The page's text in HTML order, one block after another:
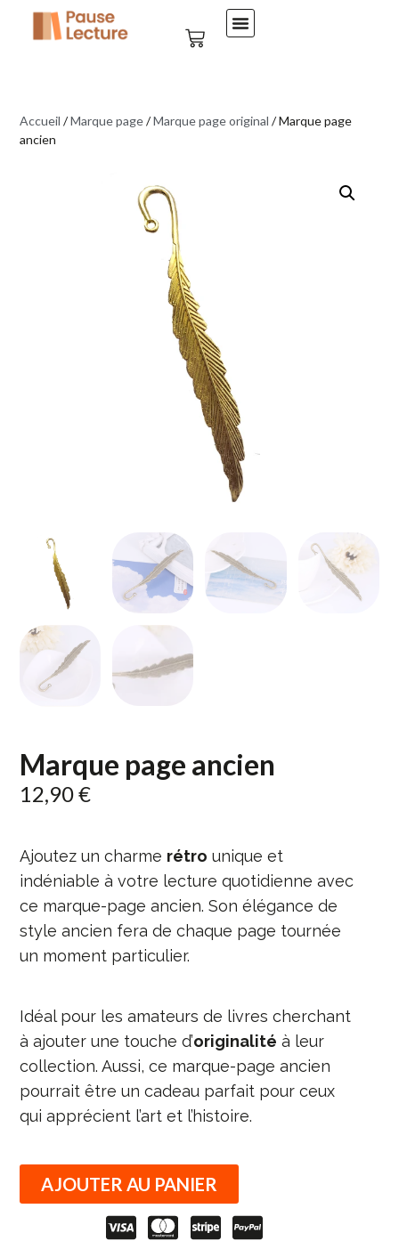
Marque page ancien
12,90€
Ajoutez un charme rétro unique et
indéniable à votre lecture quotidienne avec
ce marque-page ancien. Son élégance de
style ancien fera de chaque page tournée
un moment particulier.
Idéal pour les amateurs de livres cherchant
à ajouter une touche d’originalité à leur
collection. Aussi, ce marque-page ancien
pourrait être un cadeau parfait pour ceux
qui apprécient l’art et l’histoire.
AJOUTER AU PANIER
Accueil /Marque page/Marque page original / Marque page
ancien